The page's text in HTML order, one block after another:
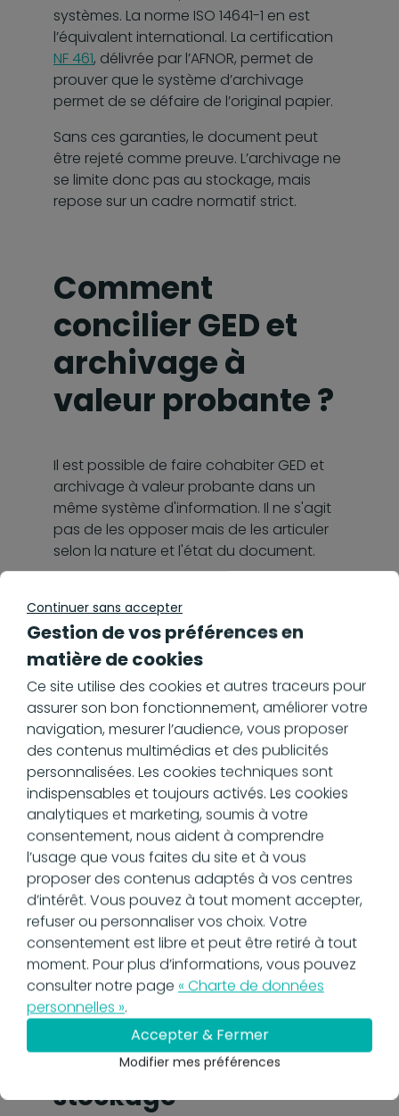
systèmes. La norme ISO 14641-1 en est
l’équivalent international. La certification
NF 461, délivrée par l’AFNOR, permet de
prouver que le système d’archivage
permet de se défaire de l’original papier.
Sans ces garanties, le document peut
être rejeté comme preuve. L’archivage ne
se limite donc pas au stockage, mais
repose sur un cadre normatif strict.
Comment
concilier GED et
archivage à
valeur probante ?
Il est possible de faire cohabiter GED et
archivage à valeur probante dans un
même système d'information. Il ne s'agit
pas de les opposer mais de les articuler
selon la nature et l'état du document.
complémentaires
La GED gère le cycle de vie actif du
document : création, modification,
validation, diffusion. Une fois le document
figé, il peut être versé dans un système
d’archivage conforme aux exigences de
valeur probante. Ce versement peut être
automatisé pour garantir la cohérence
du cycle documentaire.
Les solutions GED intégrées par gedly
permettent cette continuité. Elles
assurent le suivi des statuts
documentaires, la traçabilité des actions,
l’intégration de preuves de validation, ce
qui facilite leur transfert vers un système
d’archivage conforme.
Ne pas confondre
archivage et
stockage
Continuer sans accepter
Gestion de vos préférences en
matière de cookies
Ce site utilise des cookies et autres traceurs pour
assurer son bon fonctionnement, améliorer votre
navigation, mesurer l’audience, vous proposer
des contenus multimédias et des publicités
personnalisées. Les cookies techniques sont
indispensables et toujours activés. Les cookies
analytiques et marketing, soumis à votre
consentement, nous aident à comprendre
l’usage que vous faites du site et à vous
proposer des contenus adaptés à vos centres
d’intérêt. Vous pouvez à tout moment accepter,
refuser ou personnaliser vos choix. Votre
consentement est libre et peut être retiré à tout
moment. Pour plus d’informations, vous pouvez
consulter notre page « Charte de données
personnelles ».
Accepter & Fermer
Modifier mes préférences